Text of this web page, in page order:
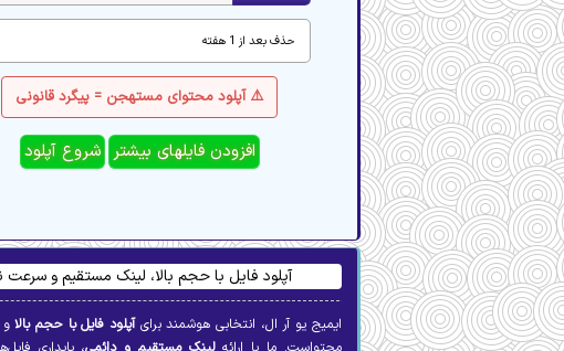
⚠️ آپلود محتوای مستهجن = پیگرد قانونی
آپلود فایل با حجم بالا، لینک مستقیم و سرعت
ایمیج یو آر ال، انتخابی هوشمند برایآپلود فایل با حجم بالاو